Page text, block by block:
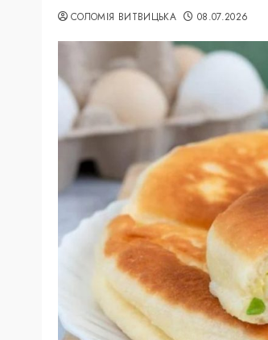
СОЛОМІЯ ВИТВИЦЬКА 08.07.2026